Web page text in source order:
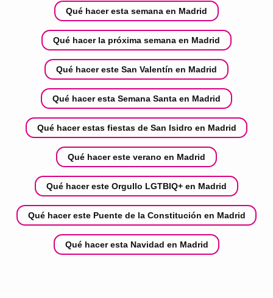
Qué hacer esta semana en Madrid
Qué hacer la próxima semana en Madrid
Qué hacer este San Valentín en Madrid
Qué hacer esta Semana Santa en Madrid
Qué hacer estas fiestas de San Isidro en Madrid
Qué hacer este verano en Madrid
Qué hacer este Orgullo LGTBIQ+ en Madrid
Qué hacer este Puente de la Constitución en Madrid
Qué hacer esta Navidad en Madrid